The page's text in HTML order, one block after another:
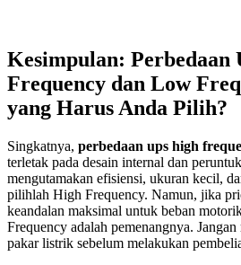
Kesimpulan: Perbedaan
Frequency dan Low
yang Harus Anda Pilih?
Singkatnya, perbedaan ups high
terletak pada desain internal dan
mengutamakan efisiensi, ukuran kecil,
pilihlah High Frequency. Namun, jika
keandalan maksimal untuk beban
Frequency adalah pemenangnya.
pakar listrik sebelum melakukan